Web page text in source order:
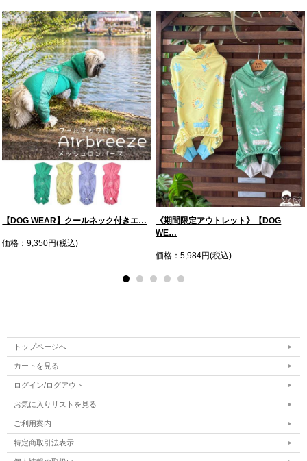
【DOG WEAR】クールネック付きエ…
価格：9,350円(税込)
《期間限定アウトレット》【DOG
WE…
価格：5,984円(税込)
トップページへ
カートを見る
ログイン/ログアウト
お気に入りリストを見る
ご利用案内
特定商取引法表示